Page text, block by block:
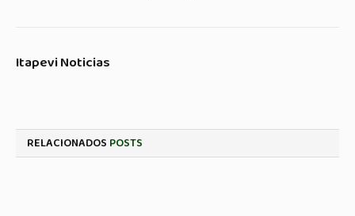
Itapevi Noticias
RELACIONADOS POSTS